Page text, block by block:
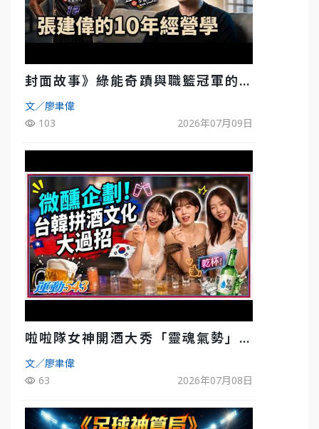
封面故事》綠能奇蹟與職籃冠軍的背
後！雲豹創辦人張建偉做客《封面故
事》大談「心酸創業學」
文／廖聿偉
103
2026年07月09日
啦啦隊女神開酒大秀「靈魂氣勢」！
《運動543》微醺企劃台韓拼酒文化大過
招
文／廖聿偉
63
2026年07月08日